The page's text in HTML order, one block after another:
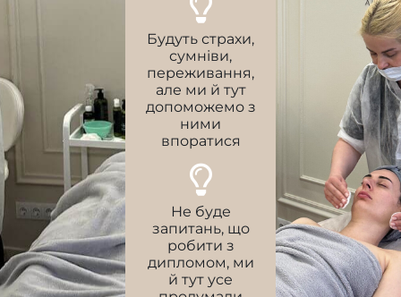
Будуть страхи,
сумніви,
переживання,
але ми й тут
допоможемо з
ними
впоратися
Не буде
запитань, що
робити з
дипломом, ми
й тут усе